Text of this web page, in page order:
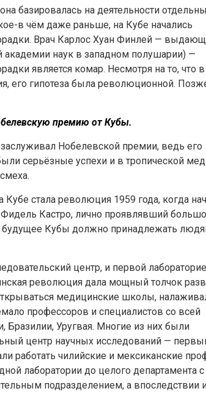
базировалась на деятельности
в чём даже раньше, на Кубе начались
Врач Карлос Хуан Финлей —
академии наук в западном полушарии) —
является комар. Несмотря на то, что в
его гипотеза была революционной.
премию от Кубы.
Нобелевской премии, ведь его
серьёзные успехи и в тропической
стала революция 1959 года, когда
Кастро, лично проявлявший
будущее Кубы должно принадлежать
центр, и первой
революция дала мощный толчок
медицинские школы,
профессоров и специалистов со всей
Уругвая. Многие из них были
центр научных исследований —
работать чилийские и мексиканские
лаборатории до целого департамента с
подразделением, а впоследствии